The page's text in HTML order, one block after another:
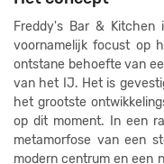
Freddy's Bar &
voornamelijk focust op
ontstane behoefte van
van het IJ. Het is
het grootste
op dit moment. In een
metamorfose van een
modern centrum en een